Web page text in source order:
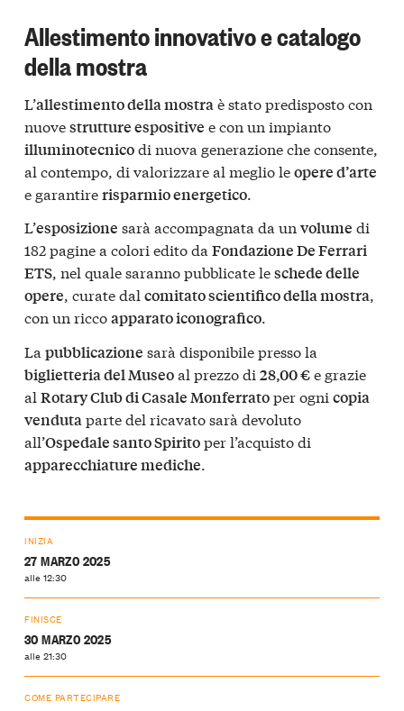
Allestimento innovativo e catalogo
della mostra
L’allestimento della mostra è stato predisposto con
nuovestrutture espositive e con un impianto
illuminotecnicodi nuova generazione che consente,
al contempo, di valorizzare al meglio leopere d’arte
e garantirerisparmio energetico
L’esposizione sarà accompagnata da un volume di
182 pagine a colori edito da Fondazione De Ferrari
ETS, nel quale saranno pubblicate leschede delle
opere, curate dal comitato scientifico della mostra,
con un riccoapparato iconografico.
La pubblicazione sarà disponibile presso la
biglietteria del Museoal prezzo di 28,00 €e grazie
al Rotary Club di Casale Monferratoper ogni copia
vendutaparte del ricavato sarà devoluto
all’Ospedale santo Spiritoper l’acquisto di
apparecchiature mediche.
INIZIA
27 MARZO 2025
alle 12:30
FINISCE
30 MARZO 2025
alle 21:30
COME PARTECIPARE